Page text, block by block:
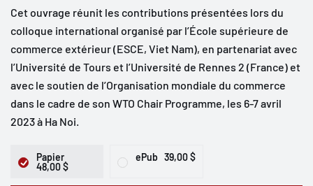
Cet ouvrage réunit les contributions présentées lors du
colloque international organisé par l’École supérieure de
commerce extérieur (ESCE, Viet Nam), en partenariat avec
l’Université de Tours et l’Université de Rennes 2 (France) et
avec le soutien de l’Organisation mondiale du commerce
dans le cadre de son WTO Chair Programme, les 6-7 avril
2023 à Ha Noi.
Papier
48,00 $
ePub 39,00 $